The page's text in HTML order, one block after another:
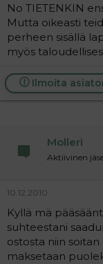
No TIETENKIN
Mutta oikeasti
perheen sisällä
myös
Ilmoita
Molleri
Aktiivinen
10.12.2010
Kyllä mä
suhteestani
ostosta niin
maksetaan